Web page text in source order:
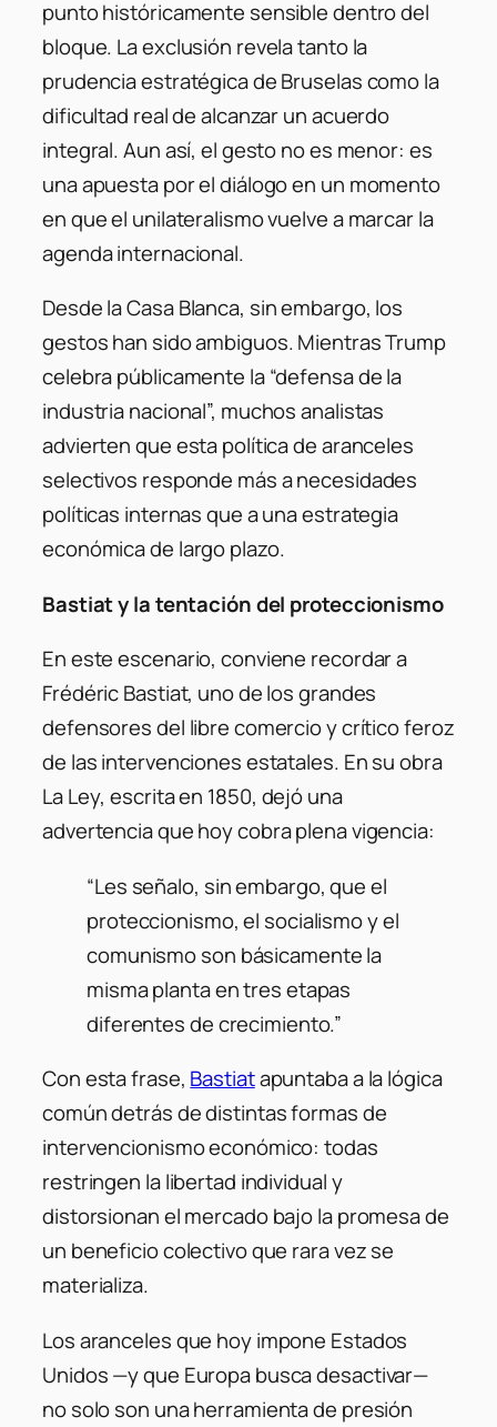
punto históricamente sensible dentro del
bloque. La exclusión revela tanto la
prudencia estratégica de Bruselas como la
dificultad real de alcanzar un acuerdo
integral. Aun así, el gesto no es menor: es
una apuesta por el diálogo en un momento
en que el unilateralismo vuelve a marcar la
agenda internacional.
Desde la Casa Blanca, sin embargo, los
gestos han sido ambiguos. Mientras Trump
celebra públicamente la “defensa de la
industria nacional”, muchos analistas
advierten que esta política de aranceles
selectivos responde más a necesidades
políticas internas que a una estrategia
económica de largo plazo.
Bastiat y la tentación del proteccionismo
En este escenario, conviene recordar a
Frédéric Bastiat, uno de los grandes
defensores del libre comercio y crítico feroz
de las intervenciones estatales. En su obra
La Ley, escrita en 1850, dejó una
advertencia que hoy cobra plena vigencia:
“Les señalo, sin embargo, que el
proteccionismo, el socialismo y el
comunismo son básicamente la
misma planta en tres etapas
diferentes de crecimiento.”
Con esta frase, Bastiatapuntaba a la lógica
común detrás de distintas formas de
intervencionismo económico: todas
restringen la libertad individual y
distorsionan el mercado bajo la promesa de
un beneficio colectivo que rara vez se
materializa.
Los aranceles que hoy impone Estados
Unidos —y que Europa busca desactivar—
no solo son una herramienta de presión